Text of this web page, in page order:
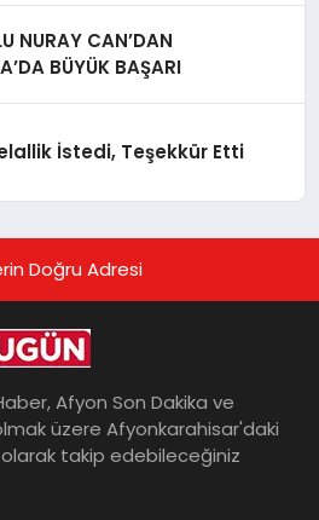
NURAY CAN’DAN
BÜYÜK BAŞARI
İstedi, Teşekkür Etti
Doğru Adresi
Afyon Son Dakika ve
üzere Afyonkarahisar'daki
takip edebileceğiniz